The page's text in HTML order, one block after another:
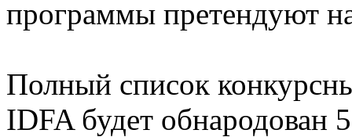
программы претендуют
Полный список
IDFA будет обнародован